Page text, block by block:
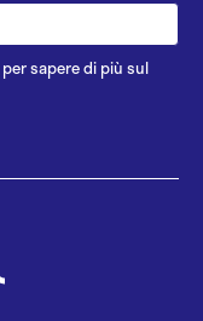
per sapere di più sul